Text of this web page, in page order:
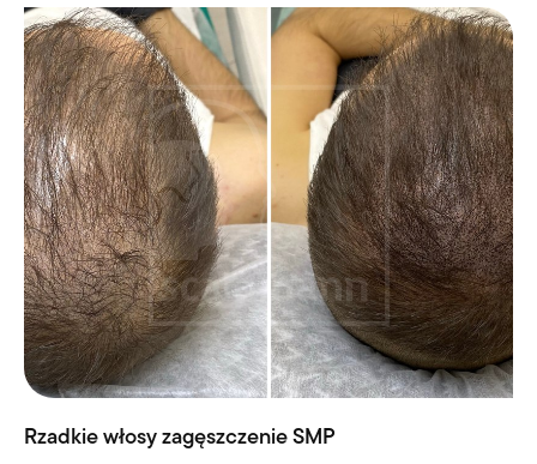
Rzadkie włosy zagęszczenie SMP